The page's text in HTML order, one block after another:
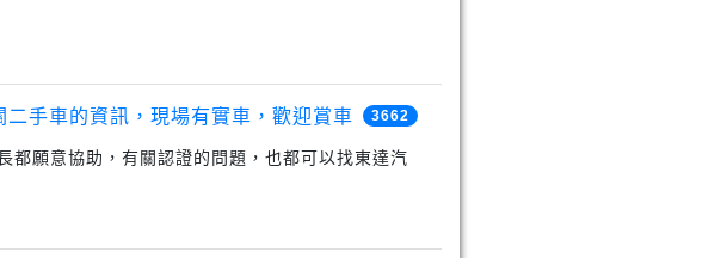
手車的資訊，現場有實車，歡迎賞車 3662
都願意協助，有關認證的問題，也都可以找東達汽